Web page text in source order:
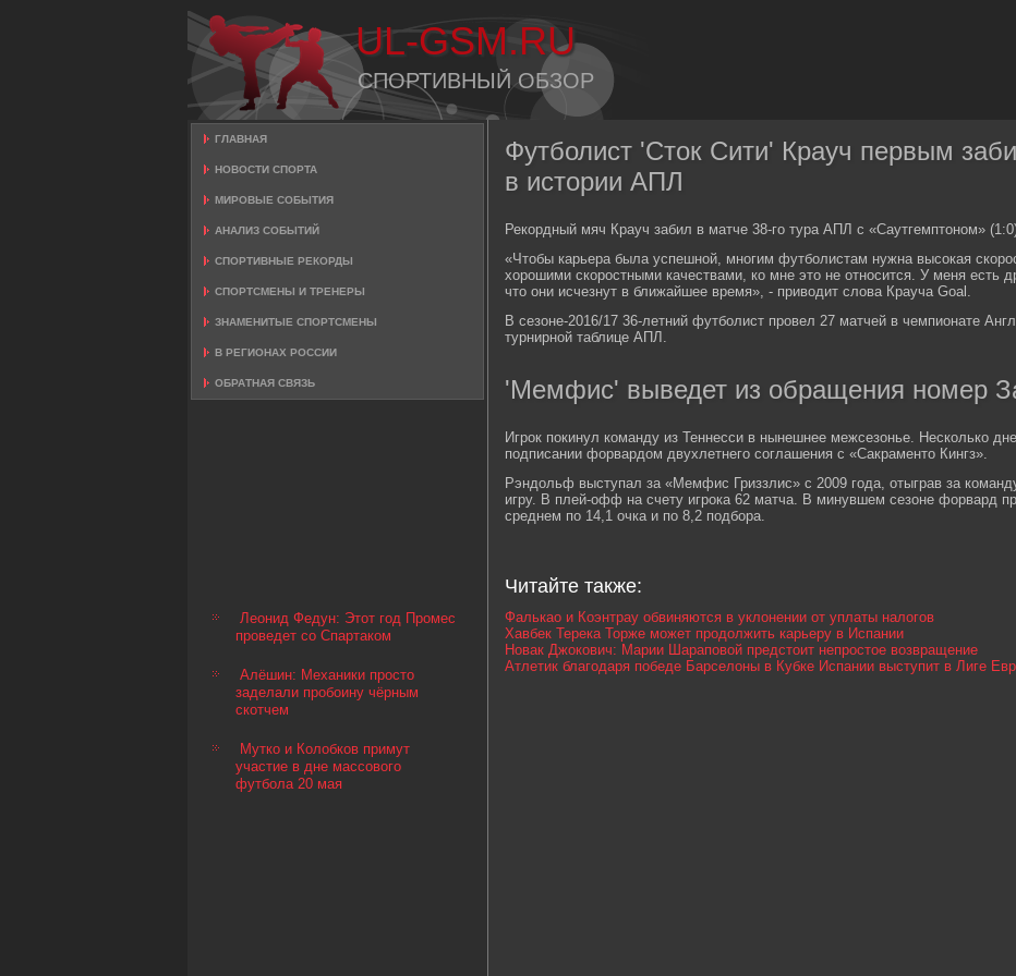
UL-GSM.RU
СПОРТИВНЫЙ ОБЗОР
ГЛАВНАЯ
НОВОСТИ СПОРТА
МИРОВЫЕ СОБЫТИЯ
АНАЛИЗ СОБЫТИЙ
СПОРТИВНЫЕ РЕКОРДЫ
СПОРТСМЕНЫ И ТРЕНЕРЫ
ЗНАМЕНИТЫЕ СПОРТСМЕНЫ
В РЕГИОНАХ РОССИИ
ОБРАТНАЯ СВЯЗЬ
Леонид Федун: Этот год Промес
проведет со Спартаком
Алёшин: Механики просто
заделали пробоину чёрным
скотчем
Мутко и Колобков примут
участие в дне массового
футбола 20 мая
Футболист 'Сток Сити' Крауч первым
в истории АПЛ
Рекордный мяч Крауч забил в матче 38-го тура АПЛ с «Саутгемптоном»
«Чтобы карьера была успешной, многим футболистам нужна высокая
хорошими скоростными качествами, ко мне это не относится. У меня есть
что они исчезнут в ближайшее время», - приводит слова Крауча Goal.
В сезоне-2016/17 36-летний футболист провел 27 матчей в чемпионате
турнирной таблице АПЛ.
'Мемфис' выведет из обращения номер
Игрок покинул команду из Теннесси в нынешнее межсезонье. Несколько
подписании форвардом двухлетнего соглашения с «Сакраменто Кингз».
Рэндольф выступал за «Мемфис Гриззлис» с 2009 года, отыграв за
игру. В плей-офф на счету игрока 62 матча. В минувшем сезоне форвард
среднем по 14,1 очка и по 8,2 подбора.
Читайте также:
Фалькао и Коэнтрау обвиняются в уклонении от уплаты налогов
Хавбек Терека Торже может продолжить карьеру в Испании
Новак Джокович: Марии Шараповой предстоит непростое возвращение
Атлетик благодаря победе Барселоны в Кубке Испании выступит в Лиге